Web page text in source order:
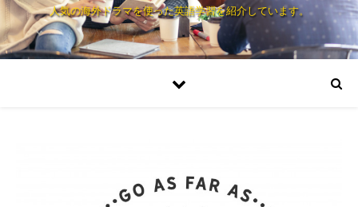
人気の海外ドラマを使った英語学習を紹介しています。